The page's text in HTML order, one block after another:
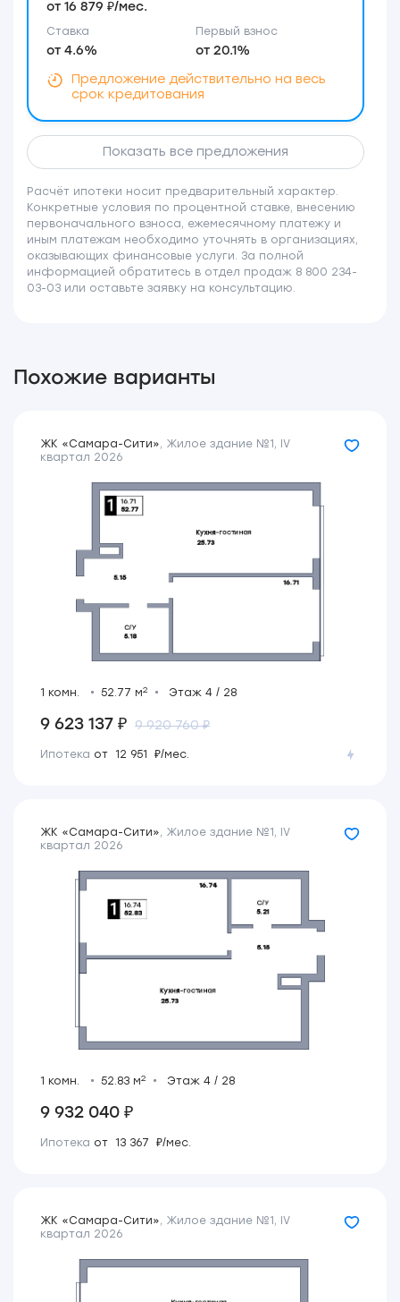
Ставка
от 4.6%
Первый взнос
от 20.1%
от 16 879 ₽/мес.
Предложение действительно на весь
срок кредитования
Показать все предложения
Расчёт ипотеки носит предварительный характер.
Конкретные условия по процентной ставке, внесению
первоначального взноса, ежемесячному платежу и
иным платежам необходимо уточнять в организациях,
оказывающих финансовые услуги. За полной
информацией обратитесь в отдел продаж 8 800 234-
03-03 или оставьте заявку на консультацию.
Похожие варианты
ЖК «Самара-Сити», Жилое здание №1 , IV
квартал 2026
1 комн. 52.77 м2 Этаж 4 / 28
9 623 137 ₽ 9 920 760 ₽
Ипотека от 12 951 ₽/мес.
ЖК «Самара-Сити», Жилое здание №1 , IV
квартал 2026
1 комн. 52.83 м2 Этаж 4 / 28
9 932 040 ₽
Ипотека от 13 367 ₽/мес.
ЖК «Самара-Сити», Жилое здание №1 , IV
квартал 2026